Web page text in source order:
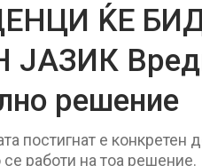
ЌЕ
решение
постигнат е конкретен
работи на тоа решение.